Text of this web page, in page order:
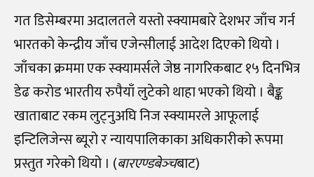
गत डिसेम्बरमा अदालतले यस्तो स्क्यामबारे देशभर जाँच गर्न
भारतको केन्द्रीय जाँच एजेन्सीलाई आदेश दिएको थियो ।
जाँचका क्रममा एक स्क्यामर्सले जेष्ठ नागरिकबाट १५ दिनभित्र
डेढ करोड भारतीय रुपैयाँ लुटेको थाहा भएको थियो । बैङ्क
खाताबाट रकम लुट्नुअघि निज स्क्यामरले आफूलाई
इन्टिलिजेन्स ब्यूरो र न्यायपालिकाका अधिकारीको रूपमा
प्रस्तुत गरेको थियो । (बारएण्डबेञ्‍चबाट)